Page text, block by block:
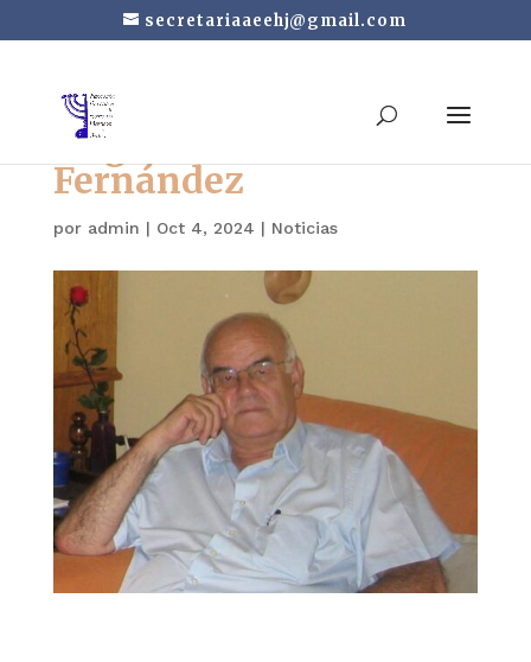
secretariaaeehj@gmail.com
Miguel Pérez
Fernández
por admin | Oct 4, 2024 | Noticias